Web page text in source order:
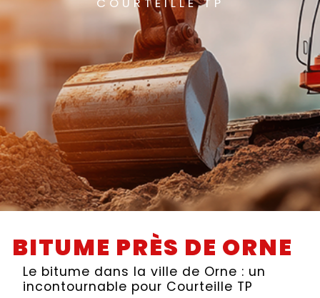
COURTEILLE TP
BITUME PRÈS DE ORNE
Le bitume dans la ville de Orne : un
incontournable pour Courteille TP